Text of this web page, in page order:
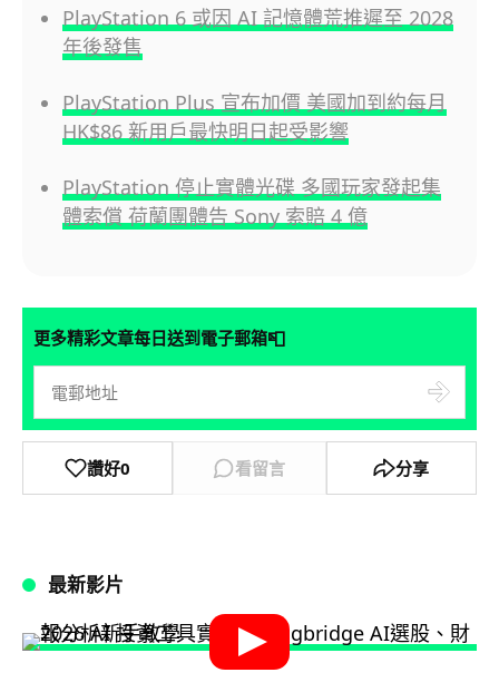
PlayStation 6 或因 AI 記憶體荒推遲至 2028
年後發售
PlayStation Plus 宣布加價 美國加到約每月
HK$86 新用戶最快明日起受影響
PlayStation 停止實體光碟 多國玩家發起集
體索償 荷蘭團體告 Sony 索賠 4 億
更多精彩文章每日送到電子郵箱📮
讚好0 看留言 分享
最新影片